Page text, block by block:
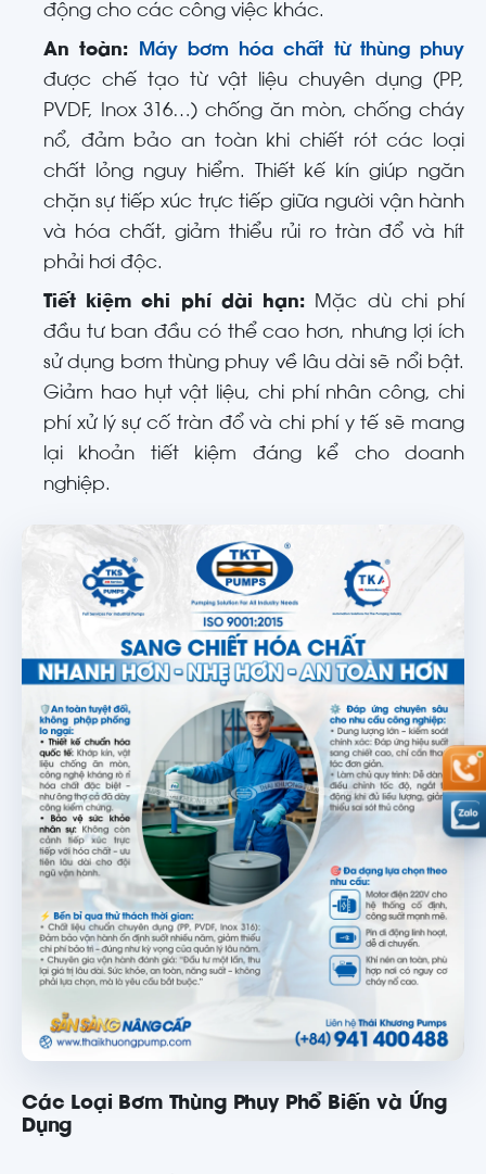
động cho các công việc khác.
An toàn:
Máy bơm hóa chất từ thùng phuy
được chế tạo từ vật liệu chuyên dụng (PP,
PVDF, Inox 316…) chống ăn mòn, chống cháy
nổ, đảm bảo an toàn khi chiết rót các loại
chất lỏng nguy hiểm. Thiết kế kín giúp ngăn
chặn sự tiếp xúc trực tiếp giữa người vận hành
và hóa chất, giảm thiểu rủi ro tràn đổ và hít
phải hơi độc.
Tiết kiệm chi phí dài hạn: Mặc dù chi phí
đầu tư ban đầu có thể cao hơn, nhưng lợi ích
sử dụng bơm thùng phuy về lâu dài sẽ nổi bật.
Giảm hao hụt vật liệu, chi phí nhân công, chi
phí xử lý sự cố tràn đổ và chi phí y tế sẽ mang
lại khoản tiết kiệm đáng kể cho doanh
nghiệp.
Các Loại Bơm Thùng Phuy Phổ Biến và Ứng
Dụng